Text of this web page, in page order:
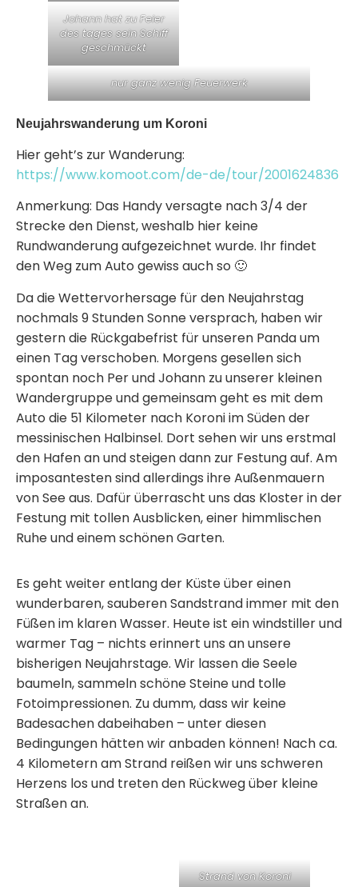
Johann hat zu Feier
des tages sein Schiff
geschmückt
nur ganz wenig Feuerwerk
Neujahrswanderung um Koroni
Hier geht’s zur Wanderung:
https://www.komoot.com/de-de/tour/2001624836
Anmerkung: Das Handy versagte nach 3/4 der
Strecke den Dienst, weshalb hier keine
Rundwanderung aufgezeichnet wurde. Ihr findet
den Weg zum Auto gewiss auch so 🙂
Da die Wettervorhersage für den Neujahrstag
nochmals 9 Stunden Sonne versprach, haben wir
gestern die Rückgabefrist für unseren Panda um
einen Tag verschoben. Morgens gesellen sich
spontan noch Per und Johann zu unserer kleinen
Wandergruppe und gemeinsam geht es mit dem
Auto die 51 Kilometer nach Koroni im Süden der
messinischen Halbinsel. Dort sehen wir uns erstmal
den Hafen an und steigen dann zur Festung auf. Am
imposantesten sind allerdings ihre Außenmauern
von See aus. Dafür überrascht uns das Kloster in der
Festung mit tollen Ausblicken, einer himmlischen
Ruhe und einem schönen Garten.
Es geht weiter entlang der Küste über einen
wunderbaren, sauberen Sandstrand immer mit den
Füßen im klaren Wasser. Heute ist ein windstiller und
warmer Tag – nichts erinnert uns an unsere
bisherigen Neujahrstage. Wir lassen die Seele
baumeln, sammeln schöne Steine und tolle
Fotoimpressionen. Zu dumm, dass wir keine
Badesachen dabeihaben – unter diesen
Bedingungen hätten wir anbaden können! Nach ca.
4 Kilometern am Strand reißen wir uns schweren
Herzens los und treten den Rückweg über kleine
Straßen an.
Strand von Koroni